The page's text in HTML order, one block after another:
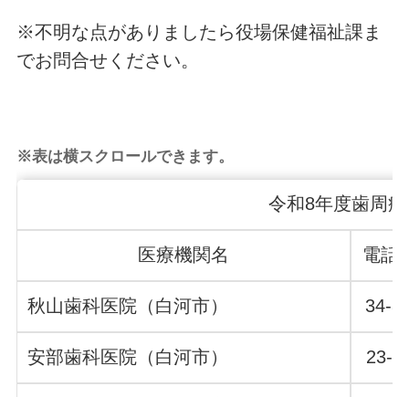
※不明な点がありましたら役場保健福祉課ま
でお問合せください。
※表は横スクロールできます。
令和8年度歯周
医療機関名 電話
秋山歯科医院（白河市） 34-
安部歯科医院（白河市） 23-